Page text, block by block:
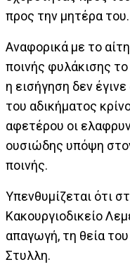
προς την μητέρα του.
Αναφορικά με το
ποινής φυλάκισης
η εισήγηση δεν
του αδικήματος
αφετέρου οι
ουσιώδης υπόψη
ποινής.
Υπενθυμίζεται ότι
Κακουργιοδικείο
απαγωγή, τη θεία
Στυλλη.